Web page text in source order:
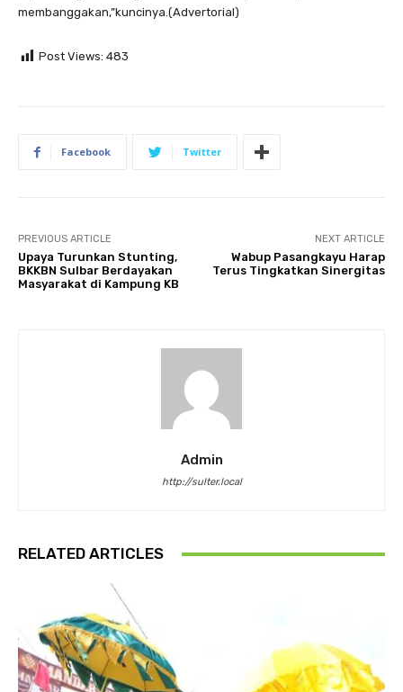
membanggakan,”kuncinya.(Advertorial)
Post Views: 483
Facebook Twitter
PREVIOUS ARTICLE
Upaya Turunkan Stunting,
BKKBN Sulbar Berdayakan
Masyarakat di Kampung KB
NEXT ARTICLE
Wabup Pasangkayu Harap
Terus Tingkatkan Sinergitas
Admin
http://sulter.local
RELATED ARTICLES